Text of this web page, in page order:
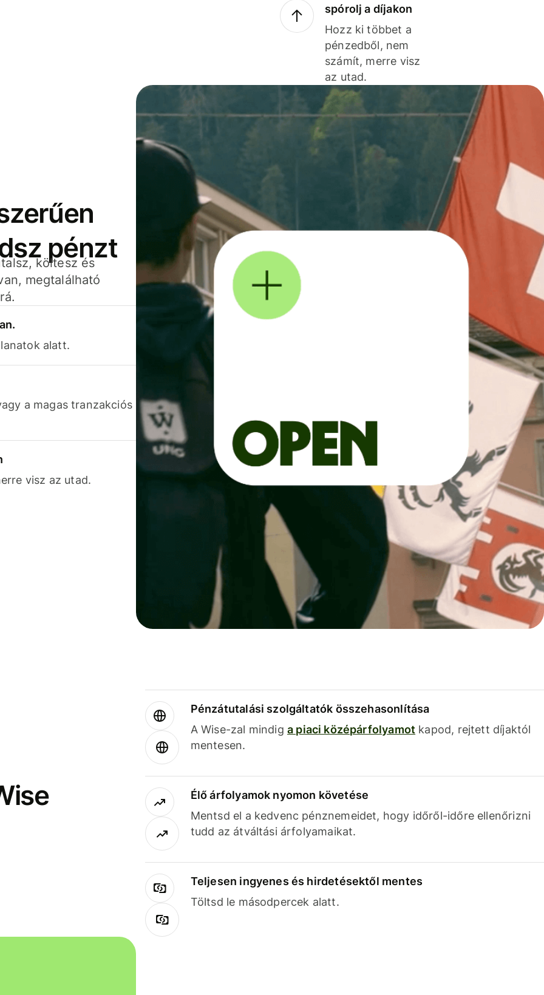
spórolj a díjakon
Hozz ki többet a
pénzedből, nem
számít, merre visz
az utad.
pénzt
költesz és
megtalálható
alatt.
a magas tranzakciós
visz az utad.
Pénzátutalási szolgáltatók összehasonlítása
A Wise-zal mindig a piaci középárfolyamot kapod, rejtett díjaktól
mentesen.
Élő árfolyamok nyomon követése
Mentsd el a kedvenc pénznemeidet, hogy időről-időre ellenőrizni
tudd az átváltási árfolyamaikat.
Teljesen ingyenes és hirdetésektől mentes
Töltsd le másodpercek alatt.